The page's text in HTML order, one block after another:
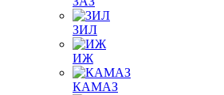
ЗИЛ
ИЖ
КАМАЗ